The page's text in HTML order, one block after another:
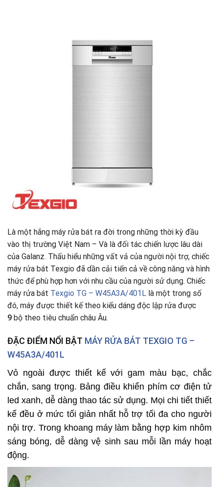
Là một hãng máy rửa bát ra đời trong những thời kỳ đầu
vào thị trường Việt Nam – Và là đối tác chiến lược lâu dài
của Galanz. Thấu hiểu những vất vả của người nội trợ, chiếc
máy rửa bát Texgio đã dần cải tiến cả về công năng và hình
thức để phù hợp hơn với nhu cầu của người sử dụng. Chiếc
máy rửa bát Texgio TG – W45A3A/401L là một trong số
đó, máy được thiết kế theo kiểu dáng độc lập rửa được
9 bộ theo tiêu chuẩn châu Âu.
ĐẶC ĐIỂM NỔI BẬT MÁY RỬA BÁT TEXGIO TG –
W45A3A/401L
Vỏ ngoài được thiết kế với gam màu bạc, chắc
chắn, sang trọng. Bảng điều khiển phím cơ điện tử
led xanh, dễ dàng thao tác sử dụng. Mọi chi tiết thiết
kế đều ở mức tối giản nhất hỗ trợ tối đa cho người
nội trợ. Trong khoang máy làm bằng hợp kim nhôm
sáng bóng, dễ dàng vệ sinh sau mỗi lần máy hoạt
động.